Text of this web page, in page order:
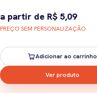
a partir de R$ 5,09
PREÇO SEM PERSONALIZAÇÃO
Adicionar ao carrinho
Ver produto